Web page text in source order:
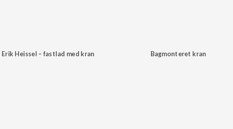
Erik Heissel – fastlad med kran Bagmonteret kran